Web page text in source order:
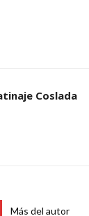
Coslada
Más del autor